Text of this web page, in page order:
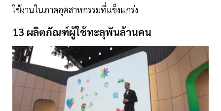
ใช้งานในภาคอุตสาหกรรมที่แข็งแกร่ง
13 ผลิตภัณฑ์ผู้ใช้ทะลุพันล้านคน